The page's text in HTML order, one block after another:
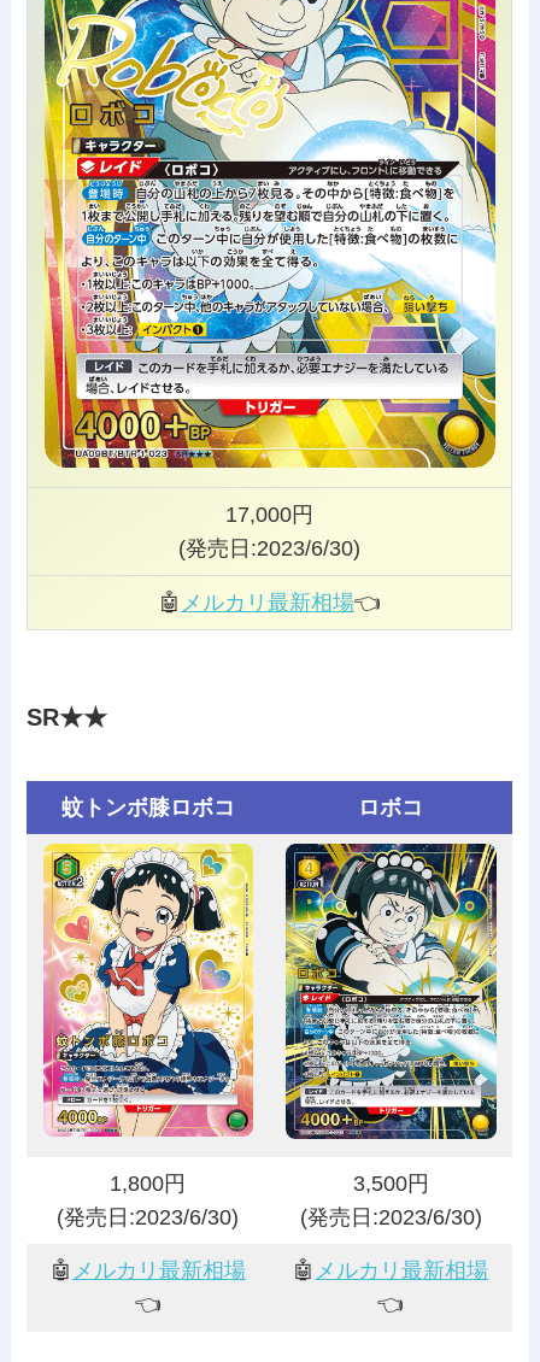
17,000円
(発売日:2023/6/30)
🤖 メルカリ最新相場👈️
SR★★
蚊トンボ膝ロボコ ロボコ
1,800円
(発売日:2023/6/30)
3,500円
(発売日:2023/6/30)
🤖 メルカリ最新相場
👈️
🤖 メルカリ最新相場
👈️